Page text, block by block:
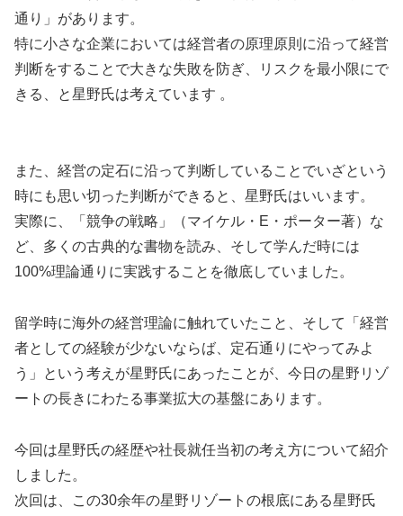
通り」があります。
特に小さな企業においては経営者の原理原則に沿って経営
判断をすることで大きな失敗を防ぎ、リスクを最小限にで
きる、と星野氏は考えています 。
また、経営の定石に沿って判断していることでいざという
時にも思い切った判断ができると、星野氏はいいます。
実際に、「競争の戦略」（マイケル・E・ポーター著）な
ど、多くの古典的な書物を読み、そして学んだ時には
100%理論通りに実践することを徹底していました。
留学時に海外の経営理論に触れていたこと、そして「経営
者としての経験が少ないならば、定石通りにやってみよ
う」という考えが星野氏にあったことが、今日の星野リゾ
ートの長きにわたる事業拡大の基盤にあります。
今回は星野氏の経歴や社長就任当初の考え方について紹介
しました。
次回は、この30余年の星野リゾートの根底にある星野氏